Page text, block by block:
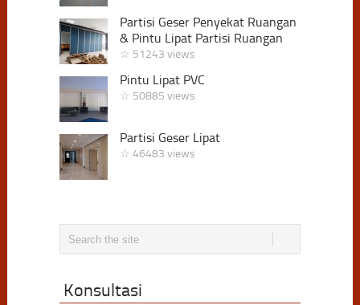
Partisi Geser Penyekat Ruangan
& Pintu Lipat Partisi Ruangan
☆ 51243 views
Pintu Lipat PVC
☆ 50885 views
Partisi Geser Lipat
☆ 46483 views
Konsultasi